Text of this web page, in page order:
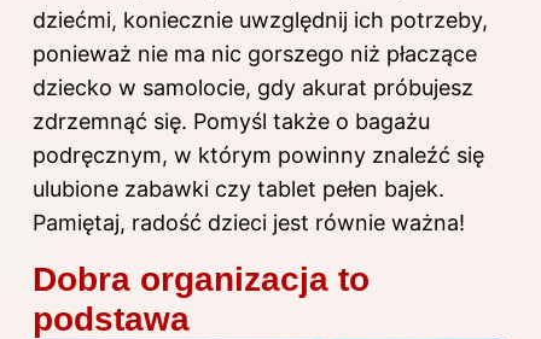
dziećmi, koniecznie uwzględnij ich potrzeby,
ponieważ nie ma nic gorszego niż płaczące
dziecko w samolocie, gdy akurat próbujesz
zdrzemnąć się. Pomyśl także o bagażu
podręcznym, w którym powinny znaleźć się
ulubione zabawki czy tablet pełen bajek.
Pamiętaj, radość dzieci jest równie ważna!
Dobra organizacja to
podstawa